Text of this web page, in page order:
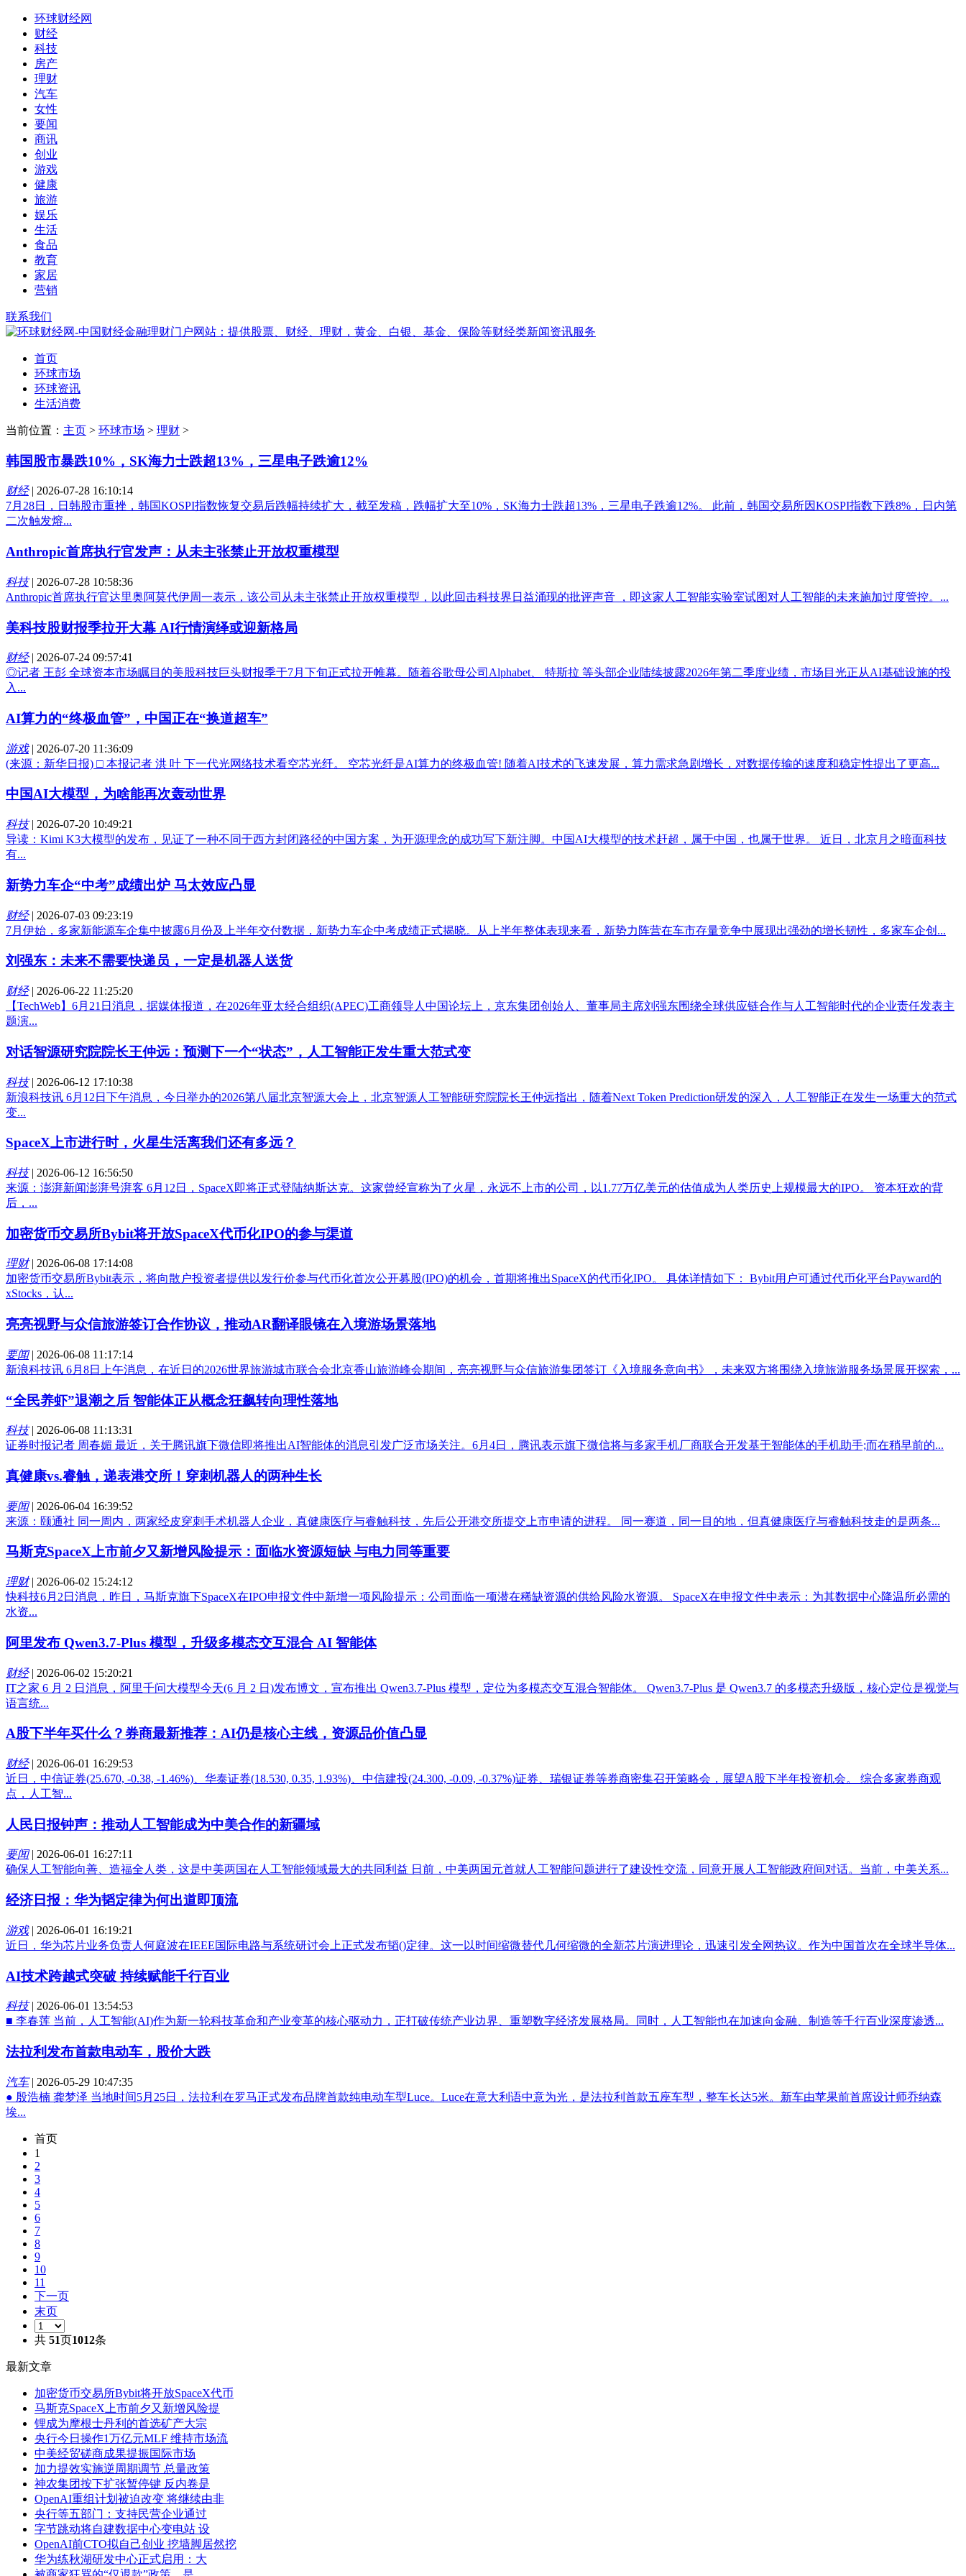
环球财经网
财经
科技
房产
理财
汽车
女性
要闻
商讯
创业
游戏
健康
旅游
娱乐
生活
食品
教育
家居
营销
联系我们
首页
环球市场
环球资讯
生活消费
当前位置： 主页 > 环球市场 > 理财 >
韩国股市暴跌10%，SK海力士跌超13%，三星电子跌逾12%
财经| 2026-07-28 16:10:14
7月28日，日韩股市重挫，韩国KOSPI指数恢复交易后跌幅持续扩大，截至发稿，跌幅扩大至10%，SK海力士跌超13%，三星电子跌逾12%。 此前，韩国交易所因KOSPI指数下跌8%，日内第
二次触发熔...
Anthropic首席执行官发声：从未主张禁止开放权重模型
科技| 2026-07-28 10:58:36
Anthropic首席执行官达里奥阿莫代伊周一表示，该公司从未主张禁止开放权重模型，以此回击科技界日益涌现的批评声音 ，即这家人工智能实验室试图对人工智能的未来施加过度管控。...
美科技股财报季拉开大幕 AI行情演绎或迎新格局
财经| 2026-07-24 09:57:41
◎记者 王彭 全球资本市场瞩目的美股科技巨头财报季于7月下旬正式拉开帷幕。随着谷歌母公司Alphabet、 特斯拉 等头部企业陆续披露2026年第二季度业绩，市场目光正从AI基础设施的投
入...
AI算力的“终极血管”，中国正在“换道超车”
游戏| 2026-07-20 11:36:09
(来源：新华日报) □ 本报记者 洪 叶 下一代光网络技术看空芯光纤。 空芯光纤是AI算力的终极血管! 随着AI技术的飞速发展，算力需求急剧增长，对数据传输的速度和稳定性提出了更高...
中国AI大模型，为啥能再次轰动世界
科技| 2026-07-20 10:49:21
导读：Kimi K3大模型的发布，见证了一种不同于西方封闭路径的中国方案，为开源理念的成功写下新注脚。中国AI大模型的技术赶超，属于中国，也属于世界。 近日，北京月之暗面科技
有...
新势力车企“中考”成绩出炉 马太效应凸显
财经| 2026-07-03 09:23:19
7月伊始，多家新能源车企集中披露6月份及上半年交付数据，新势力车企中考成绩正式揭晓。从上半年整体表现来看，新势力阵营在车市存量竞争中展现出强劲的增长韧性，多家车企创...
刘强东：未来不需要快递员，一定是机器人送货
财经| 2026-06-22 11:25:20
【TechWeb】6月21日消息，据媒体报道，在2026年亚太经合组织(APEC)工商领导人中国论坛上，京东集团创始人、董事局主席刘强东围绕全球供应链合作与人工智能时代的企业责任发表主
题演...
对话智源研究院院长王仲远：预测下一个“状态”，人工智能正发生重大范式变
科技| 2026-06-12 17:10:38
新浪科技讯 6月12日下午消息，今日举办的2026第八届北京智源大会上，北京智源人工智能研究院院长王仲远指出，随着Next Token Prediction研发的深入，人工智能正在发生一场重大的范式
变...
SpaceX上市进行时，火星生活离我们还有多远？
科技| 2026-06-12 16:56:50
来源：澎湃新闻澎湃号湃客 6月12日，SpaceX即将正式登陆纳斯达克。这家曾经宣称为了火星，永远不上市的公司，以1.77万亿美元的估值成为人类历史上规模最大的IPO。 资本狂欢的背
后，...
加密货币交易所Bybit将开放SpaceX代币化IPO的参与渠道
理财| 2026-06-08 17:14:08
加密货币交易所Bybit表示，将向散户投资者提供以发行价参与代币化首次公开募股(IPO)的机会，首期将推出SpaceX的代币化IPO。 具体详情如下： Bybit用户可通过代币化平台Payward的
xStocks，认...
亮亮视野与众信旅游签订合作协议，推动AR翻译眼镜在入境游场景落地
要闻| 2026-06-08 11:17:14
新浪科技讯 6月8日上午消息，在近日的2026世界旅游城市联合会北京香山旅游峰会期间，亮亮视野与众信旅游集团签订《入境服务意向书》，未来双方将围绕入境旅游服务场景展开探索，...
“全民养虾”退潮之后 智能体正从概念狂飙转向理性落地
科技| 2026-06-08 11:13:31
证券时报记者 周春媚 最近，关于腾讯旗下微信即将推出AI智能体的消息引发广泛市场关注。6月4日，腾讯表示旗下微信将与多家手机厂商联合开发基于智能体的手机助手;而在稍早前的...
真健康vs.睿触，递表港交所！穿刺机器人的两种生长
要闻| 2026-06-04 16:39:52
来源：颐通社 同一周内，两家经皮穿刺手术机器人企业，真健康医疗与睿触科技，先后公开港交所提交上市申请的进程。 同一赛道，同一目的地，但真健康医疗与睿触科技走的是两条...
马斯克SpaceX上市前夕又新增风险提示：面临水资源短缺 与电力同等重要
理财| 2026-06-02 15:24:12
快科技6月2日消息，昨日，马斯克旗下SpaceX在IPO申报文件中新增一项风险提示：公司面临一项潜在稀缺资源的供给风险水资源。 SpaceX在申报文件中表示：为其数据中心降温所必需的
水资...
阿里发布 Qwen3.7-Plus 模型，升级多模态交互混合 AI 智能体
财经| 2026-06-02 15:20:21
IT之家 6 月 2 日消息，阿里千问大模型今天(6 月 2 日)发布博文，宣布推出 Qwen3.7-Plus 模型，定位为多模态交互混合智能体。 Qwen3.7-Plus 是 Qwen3.7 的多模态升级版，核心定位是视觉与
语言统...
A股下半年买什么？券商最新推荐：AI仍是核心主线，资源品价值凸显
财经| 2026-06-01 16:29:53
近日，中信证券(25.670, -0.38, -1.46%)、华泰证券(18.530, 0.35, 1.93%)、中信建投(24.300, -0.09, -0.37%)证券、瑞银证券等券商密集召开策略会，展望A股下半年投资机会。 综合多家券商观
点，人工智...
人民日报钟声：推动人工智能成为中美合作的新疆域
要闻| 2026-06-01 16:27:11
确保人工智能向善、造福全人类，这是中美两国在人工智能领域最大的共同利益 日前，中美两国元首就人工智能问题进行了建设性交流，同意开展人工智能政府间对话。当前，中美关系...
经济日报：华为韬定律为何出道即顶流
游戏| 2026-06-01 16:19:21
近日，华为芯片业务负责人何庭波在IEEE国际电路与系统研讨会上正式发布韬()定律。这一以时间缩微替代几何缩微的全新芯片演进理论，迅速引发全网热议。作为中国首次在全球半导体...
AI技术跨越式突破 持续赋能千行百业
科技| 2026-06-01 13:54:53
■ 李春莲 当前，人工智能(AI)作为新一轮科技革命和产业变革的核心驱动力，正打破传统产业边界、重塑数字经济发展格局。同时，人工智能也在加速向金融、制造等千行百业深度渗透...
法拉利发布首款电动车，股价大跌
汽车| 2026-05-29 10:47:35
● 殷浩楠 龚梦泽 当地时间5月25日，法拉利在罗马正式发布品牌首款纯电动车型Luce。Luce在意大利语中意为光，是法拉利首款五座车型，整车长达5米。新车由苹果前首席设计师乔纳森
埃...
首页
1
2
3
4
5
6
7
8
9
10
11
下一页
末页
共 51页1012条
最新文章
加密货币交易所Bybit将开放SpaceX代币
马斯克SpaceX上市前夕又新增风险提
锂成为摩根士丹利的首选矿产大宗
央行今日操作1万亿元MLF 维持市场流
中美经贸磋商成果提振国际市场
加力提效实施逆周期调节 总量政策
神农集团按下扩张暂停键 反内卷是
OpenAI重组计划被迫改变 将继续由非
央行等五部门：支持民营企业通过
字节跳动将自建数据中心变电站 设
OpenAI前CTO拟自己创业 挖墙脚居然挖
华为练秋湖研发中心正式启用：大